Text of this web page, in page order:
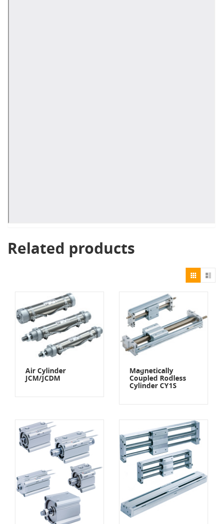
Related products
Air Cylinder
JCM/JCDM
Magnetically
Coupled Rodless
Cylinder CY1S